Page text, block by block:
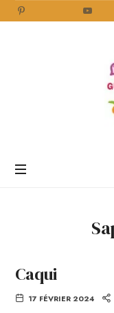
Caqui
17 FÉVRIER 2024